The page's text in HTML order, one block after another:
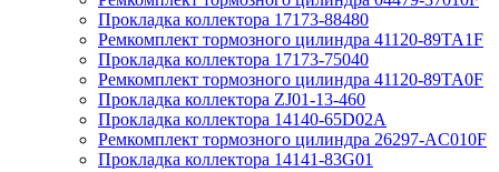
Прокладка коллектора 17173-88480
Ремкомплект тормозного цилиндра 41120-89TA1F
Прокладка коллектора 17173-75040
Ремкомплект тормозного цилиндра 41120-89TA0F
Прокладка коллектора ZJ01-13-460
Прокладка коллектора 14140-65D02A
Ремкомплект тормозного цилиндра 26297-AC010F
Прокладка коллектора 14141-83G01